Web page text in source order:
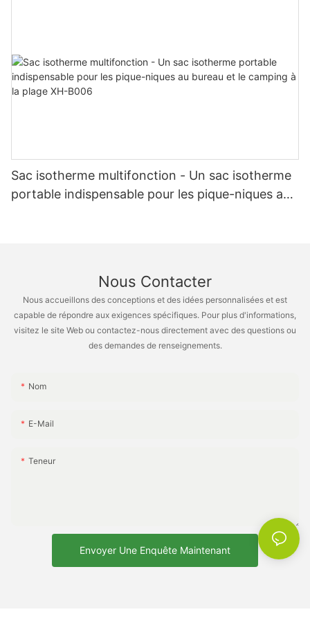
Sac isotherme multifonction - Un sac isotherme
portable indispensable pour les pique-niques au
Nous Contacter
Nous accueillons des conceptions et des idées personnalisées et est
capable de répondre aux exigences spécifiques. Pour plus d'informations,
visitez le site Web ou contactez-nous directement avec des questions ou
des demandes de renseignements.
Nom
E-Mail
Teneur
Envoyer Une Enquête Maintenant